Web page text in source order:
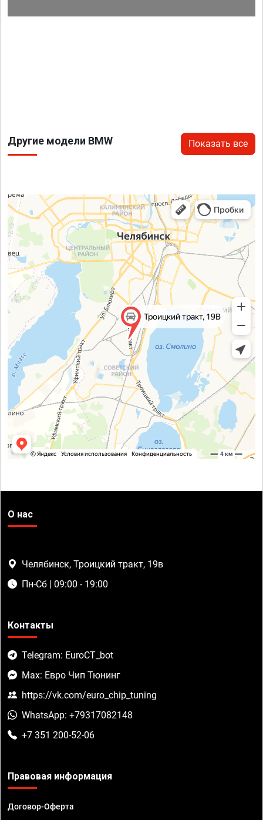
Другие модели BMW Показать все
О нас
Челябинск, Троицкий тракт, 19в
Пн-Сб | 09:00 - 19:00
Контакты
Telegram: EuroCT_bot
Max: Евро Чип Тюнинг
https://vk.com/euro_chip_tuning
WhatsApp: +79317082148
+7 351 200-52-06
Правовая информация
Договор-Оферта